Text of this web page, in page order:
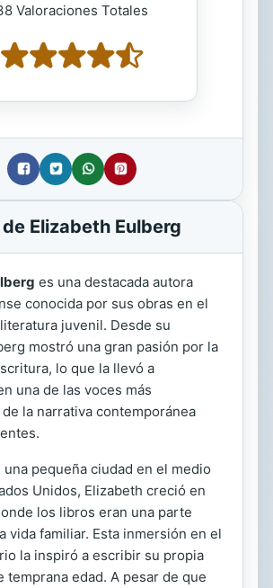
Valoraciones Totales
Elizabeth Eulberg
es una destacada autora
conocida por sus obras en el
juvenil. Desde su
mostró una gran pasión por la
lo que la llevó a
una de las voces más
la narrativa contemporánea
una pequeña ciudad en el medio
Unidos, Elizabeth creció en
los libros eran una parte
vida familiar. Esta inmersión en el
la inspiró a escribir su propia
temprana edad. A pesar de que